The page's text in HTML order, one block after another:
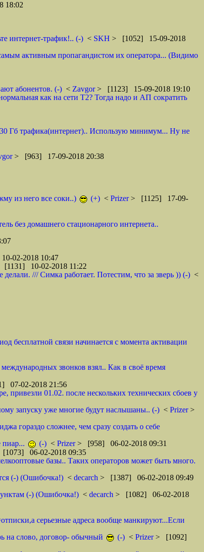
18:02
интернет-трафик!.. (-) < SKH > [1052] 15-09-2018
активным пропагандистом их оператора... (Видимо
абонентов. (-) < Zavgor> [1123] 15-09-2018 19:10
как на сети Т2? Тогда надо и АП сократить
Гб трафика(интернет).. Использую минимум... Ну не
> [963] 17-09-2018 20:38
из него все соки..)
(+) < Prizer> [1125] 17-09-
без домашнего стационарного интернета..
02-2018 10:47
10-02-2018 11:22
/// Симка работает. Потестим, что за зверь )) (-) <
бесплатной связи начинается с момента активации
звонков взял.. Как в своё время
07-02-2018 21:56
привезли 01.02. после нескольких технических сбоев у
запуску уже многие будут наслышаны.. (-) < Prizer>
гораздо сложнее, чем сразу создать о себе
пиар...
(-) < Prizer> [958] 06-02-2018 09:31
06-02-2018 09:35
базы.. Таких операторов может быть много.
(-) (Ошибочка!) < decarch > [1387] 06-02-2018 09:49
(-) (Ошибочка!) < decarch > [1082] 06-02-2018
серьезные адреса вообще манкируют...Если
на слово, договор- обычный
(-) < Prizer> [1092]